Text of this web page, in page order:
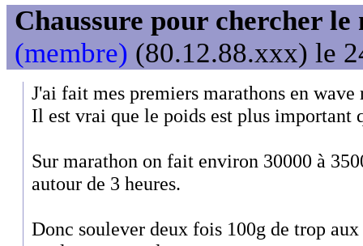
Chaussure pour chercher
(membre) (80.12.88.xxx) le
J'ai fait mes premiers marathons en wave
Il est vrai que le poids est plus important
Sur marathon on fait environ 30000 à
autour de 3 heures.
Donc soulever deux fois 100g de trop